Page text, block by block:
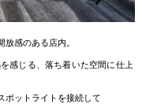
感のある店内。
感じる、落ち着いた空間に仕上
ポットライトを接続して